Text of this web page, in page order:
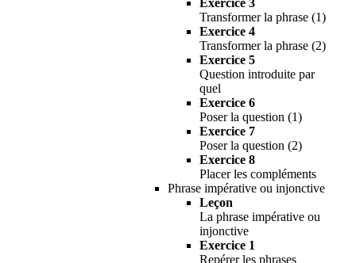
Transformer la phrase (1)
Exercice 4
Transformer la phrase (2)
Exercice 5
Question introduite par
quel
Exercice 6
Poser la question (1)
Exercice 7
Poser la question (2)
Exercice 8
Placer les compléments
Phrase impérative ou injonctive
Leçon
La phrase impérative ou
injonctive
Exercice 1
Repérer les phrases